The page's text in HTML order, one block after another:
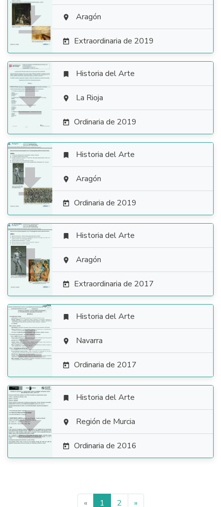
  Aragón
 Extraordinaria de 2019

 Historia del Arte
 La Rioja
 Ordinaria de 2019

 Historia del Arte
 Aragón
 Ordinaria de 2019

 Historia del Arte
 Aragón
 Extraordinaria de 2017

 Historia del Arte
 Navarra
 Ordinaria de 2017

 Historia del Arte
 Región de Murcia
 Ordinaria de 2016
« 1 2 »